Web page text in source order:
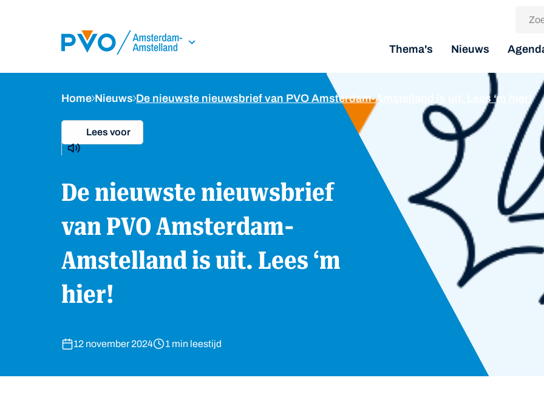
Thema's Nieuws
Home Nieuws De nieuwste nieuwsbrief van PVO Amsterdam-Amstelland is uit. Lees ‘m hier!
Lees voor
De nieuwste nieuwsbrief
van PVO Amsterdam-
Amstelland is uit. Lees ‘m
hier!
12 november 2024 1 min leestijd